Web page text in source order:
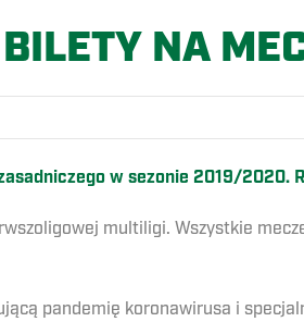
BILETY NA
w sezonie 2019/2020.
multiligi. Wszystkie
pandemię koronawirusa i